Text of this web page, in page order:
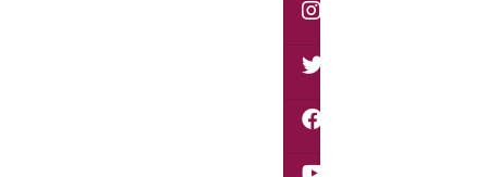
El encuentro contó con la
Como parte de los